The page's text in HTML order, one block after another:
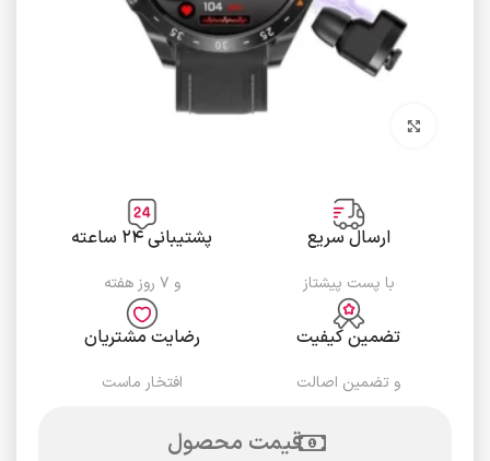
ارسال سریع
با پست پیشتاز
پشتیبانی ۲۴ ساعته
و ۷ روز هفته
تضمین کیفیت
و تضمین اصالت
رضایت مشتریان
افتخار ماست
قیمت محصول